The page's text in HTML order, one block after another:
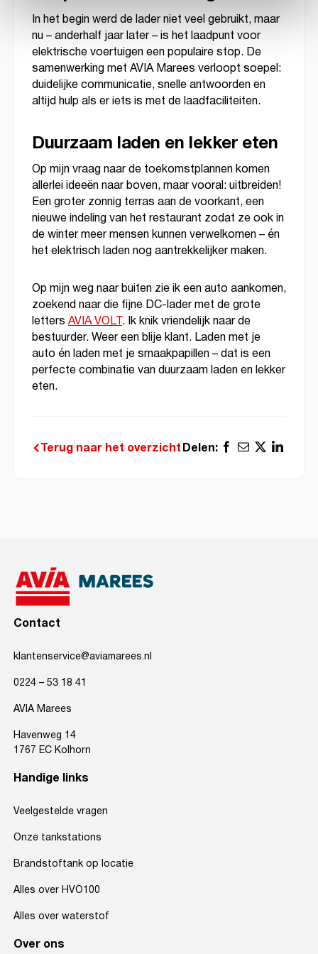
In het begin werd de lader niet veel gebruikt, maar
nu – anderhalf jaar later – is het laadpunt voor
elektrische voertuigen een populaire stop. De
samenwerking met AVIA Marees verloopt soepel:
duidelijke communicatie, snelle antwoorden en
altijd hulp als er iets is met de laadfaciliteiten.
Duurzaam laden en lekker eten
Op mijn vraag naar de toekomstplannen komen
allerlei ideeën naar boven, maar vooral: uitbreiden!
Een groter zonnig terras aan de voorkant, een
nieuwe indeling van het restaurant zodat ze ook in
de winter meer mensen kunnen verwelkomen – én
het elektrisch laden nog aantrekkelijker maken.
Op mijn weg naar buiten zie ik een auto aankomen,
zoekend naar die fijne DC-lader met de grote
letters AVIA VOLT. Ik knik vriendelijk naar de
bestuurder. Weer een blije klant. Laden met je
auto én laden met je smaakpapillen – dat is een
perfecte combinatie van duurzaam laden en lekker
eten.
Terug naar het overzichtDelen:
Contact
klantenservice@aviamarees.nl
0224 – 53 18 41
AVIA Marees
Havenweg 14
1767 EC Kolhorn
Handige links
Veelgestelde vragen
Onze tankstations
Brandstoftank op locatie
Alles over HVO100
Alles over waterstof
Over ons